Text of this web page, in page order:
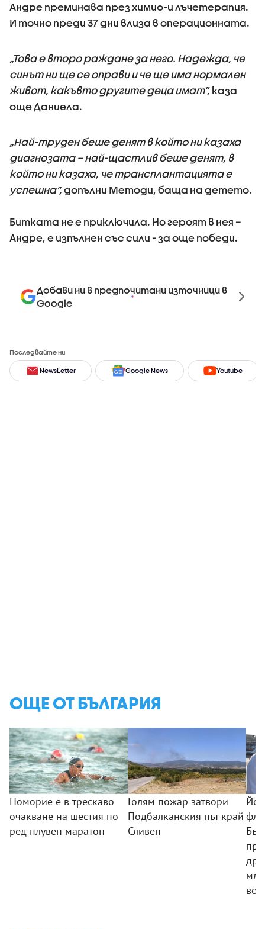
Андре преминава през химио-и лъчетерапия.
И точно преди 37 дни влиза в операционната.
„Това е второ раждане за него. Надежда, че
синът ни ще се оправи и че ще има нормален
живот, какъвто другите деца имат”, каза
още Даниела.
„Най-труден беше денят в който ни казаха
диагнозата – най-щастлив беше денят, в
който ни казаха, че трансплантацията е
успешна”,допълни Методи, баща на детето.
Битката не е приключила. Но героят в нея –
Андре, е изпълнен със сили - за още победи.
Добави ни в предпочитани източници в
Google
Последвайте ни
NewsLetter Google News Youtube
ОЩЕ ОТ БЪЛГАРИЯ
Поморие е в трескаво
очакване на шестия по
ред плувен маратон
Голям пожар затвори
Подбалканския път край
Сливен